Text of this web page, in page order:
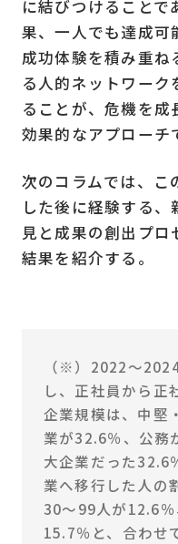
に結びつけることで
果、一人でも達成可
成功体験を積み重ね
る人的ネットワー
ることが、危機を成
効果的なアプローチ
次のコラムでは、こ
した後に経験する
見と成果の創出プ
結果を紹介する。
（※）2022～
し、正社員から正
企業規模は、中堅
業が32.6％、公務
大企業だった32.6
業へ移行した人の
30～99人が12.6
15.7％と、合わせ